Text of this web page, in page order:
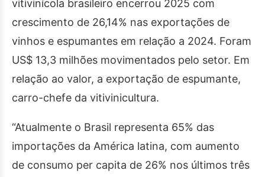
vitivinícola brasileiro encerrou 2025 com
crescimento de 26,14% nas exportações de
vinhos e espumantes em relação a 2024. Foram
US$ 13,3 milhões movimentados pelo setor. Em
relação ao valor, a exportação de espumante,
carro-chefe da vitivinicultura.
“Atualmente o Brasil representa 65% das
importações da América latina, com aumento
de consumo per capita de 26% nos últimos três